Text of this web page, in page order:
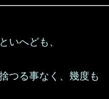
いへども、
つる事なく、幾度も